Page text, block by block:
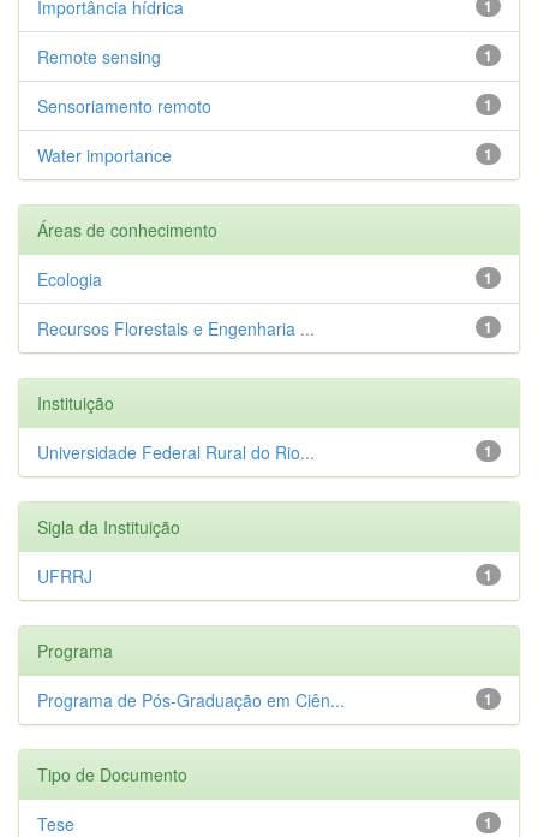
1
Importância hídrica
1
Remote sensing
1
Sensoriamento remoto
1
Water importance
Áreas de conhecimento
1
Ecologia
1
Recursos Florestais e Engenharia ...
Instituição
1
Universidade Federal Rural do Rio...
Sigla da Instituição
1
UFRRJ
Programa
1
Programa de Pós-Graduação em Ciên...
Tipo de Documento
1
Tese